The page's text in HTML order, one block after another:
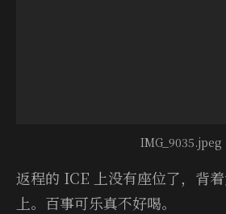
IMG_9035.jpeg
返程的 ICE 上没有座位了，背
上。百事可乐真不好喝。